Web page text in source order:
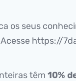
os seus
https://
têm 10%